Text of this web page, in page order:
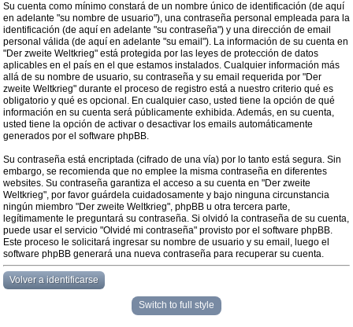
Su cuenta como mínimo constará de un nombre único de identificación (de aquí
en adelante "su nombre de usuario"), una contraseña personal empleada para la
identificación (de aquí en adelante "su contraseña") y una dirección de email
personal válida (de aquí en adelante "su email"). La información de su cuenta en
"Der zweite Weltkrieg" está protegida por las leyes de protección de datos
aplicables en el país en el que estamos instalados. Cualquier información más
allá de su nombre de usuario, su contraseña y su email requerida por "Der
zweite Weltkrieg" durante el proceso de registro está a nuestro criterio qué es
obligatorio y qué es opcional. En cualquier caso, usted tiene la opción de qué
información en su cuenta será públicamente exhibida. Además, en su cuenta,
usted tiene la opción de activar o desactivar los emails automáticamente
generados por el software phpBB.
Su contraseña está encriptada (cifrado de una vía) por lo tanto está segura. Sin
embargo, se recomienda que no emplee la misma contraseña en diferentes
websites. Su contraseña garantiza el acceso a su cuenta en "Der zweite
Weltkrieg", por favor guárdela cuidadosamente y bajo ninguna circunstancia
ningún miembro "Der zweite Weltkrieg", phpBB u otra tercera parte,
legítimamente le preguntará su contraseña. Si olvidó la contraseña de su cuenta,
puede usar el servicio "Olvidé mi contraseña" provisto por el software phpBB.
Este proceso le solicitará ingresar su nombre de usuario y su email, luego el
software phpBB generará una nueva contraseña para recuperar su cuenta.
Volver a identificarse
Switch to full style